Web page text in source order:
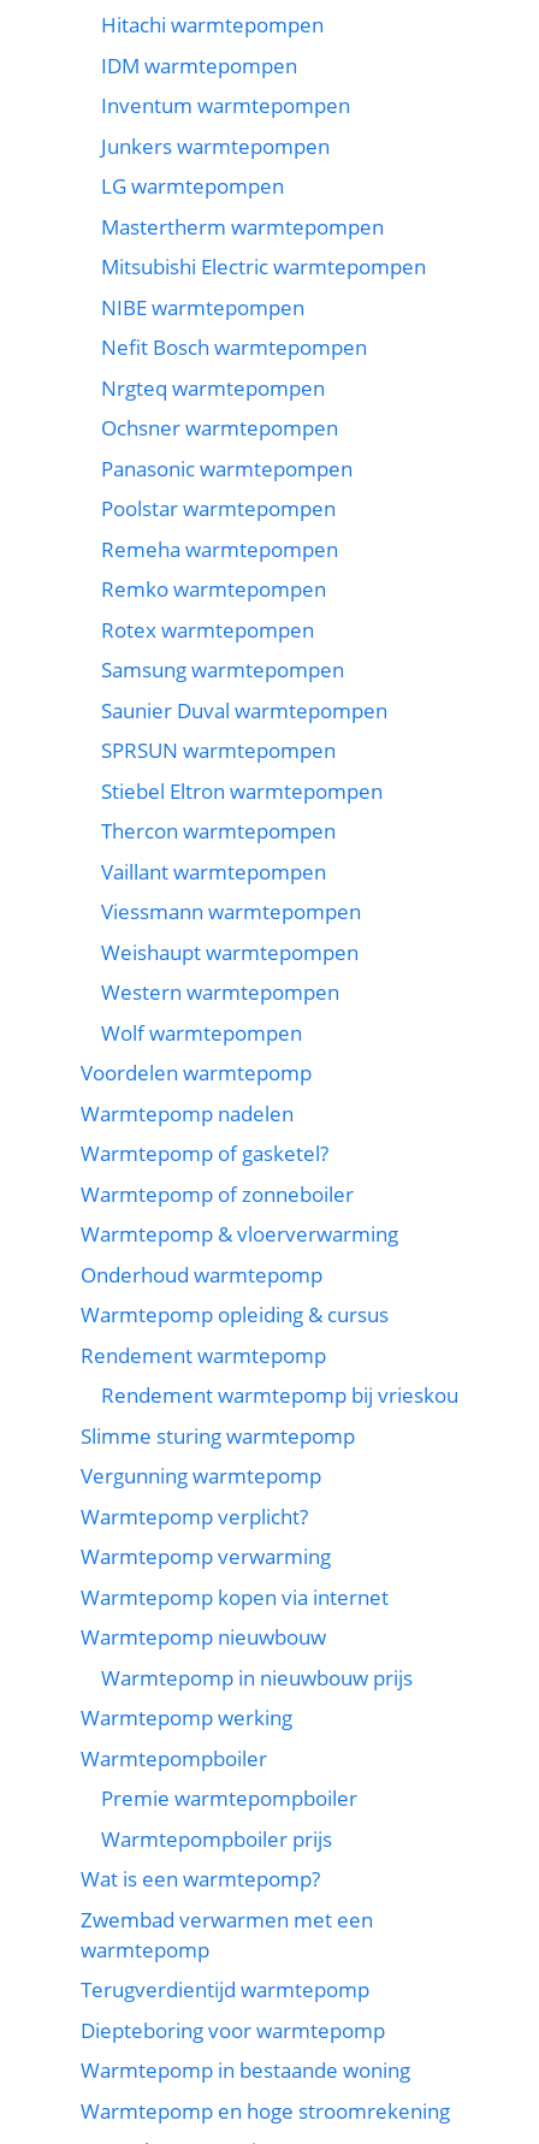
Hitachi warmtepompen
IDM warmtepompen
Inventum warmtepompen
Junkers warmtepompen
LG warmtepompen
Mastertherm warmtepompen
Mitsubishi Electric warmtepompen
NIBE warmtepompen
Nefit Bosch warmtepompen
Nrgteq warmtepompen
Ochsner warmtepompen
Panasonic warmtepompen
Poolstar warmtepompen
Remeha warmtepompen
Remko warmtepompen
Rotex warmtepompen
Samsung warmtepompen
Saunier Duval warmtepompen
SPRSUN warmtepompen
Stiebel Eltron warmtepompen
Thercon warmtepompen
Vaillant warmtepompen
Viessmann warmtepompen
Weishaupt warmtepompen
Western warmtepompen
Wolf warmtepompen
Voordelen warmtepomp
Warmtepomp nadelen
Warmtepomp of gasketel?
Warmtepomp of zonneboiler
Warmtepomp & vloerverwarming
Onderhoud warmtepomp
Warmtepomp opleiding & cursus
Rendement warmtepomp
Rendement warmtepomp bij vrieskou
Slimme sturing warmtepomp
Vergunning warmtepomp
Warmtepomp verplicht?
Warmtepomp verwarming
Warmtepomp kopen via internet
Warmtepomp nieuwbouw
Warmtepomp in nieuwbouw prijs
Warmtepomp werking
Warmtepompboiler
Premie warmtepompboiler
Warmtepompboiler prijs
Wat is een warmtepomp?
Zwembad verwarmen met een
warmtepomp
Terugverdientijd warmtepomp
Diepteboring voor warmtepomp
Warmtepomp in bestaande woning
Warmtepomp en hoge stroomrekening